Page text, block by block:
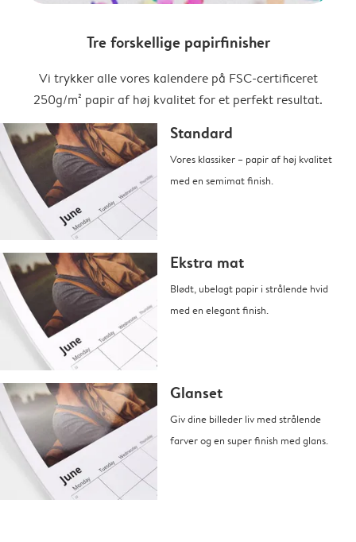
Tre forskellige papirfinisher
Vi trykker alle vores kalendere på FSC-certificeret
250g/m² papir af høj kvalitet for et perfekt resultat.
Standard
Vores klassiker – papir af høj kvalitet
med en semimat finish.
Ekstra mat
Blødt, ubelagt papir i strålende hvid
med en elegant finish.
Glanset
Giv dine billeder liv med strålende
farver og en super finish med glans.